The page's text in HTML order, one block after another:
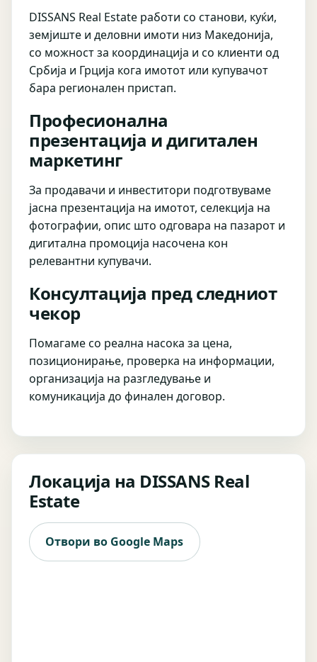
DISSANS Real Estate работи со станови, куќи,
земјиште и деловни имоти низ Македонија,
со можност за координација и со клиенти од
Србија и Грција кога имотот или купувачот
бара регионален пристап.
Професионална
презентација и дигитален
маркетинг
За продавачи и инвеститори подготвуваме
јасна презентација на имотот, селекција на
фотографии, опис што одговара на пазарот и
дигитална промоција насочена кон
релевантни купувачи.
Консултација пред следниот
чекор
Помагаме со реална насока за цена,
позиционирање, проверка на информации,
организација на разгледување и
комуникација до финален договор.
Локација на DISSANS Real
Estate
Отвори во Google Maps